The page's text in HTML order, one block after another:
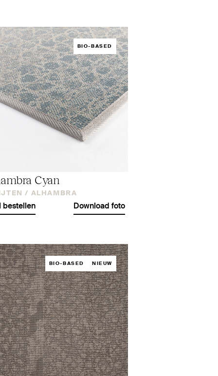
BIO-BASED
Cyan
/ ALHAMBRA
bestellen Download foto
BIO-BASED NIEUW